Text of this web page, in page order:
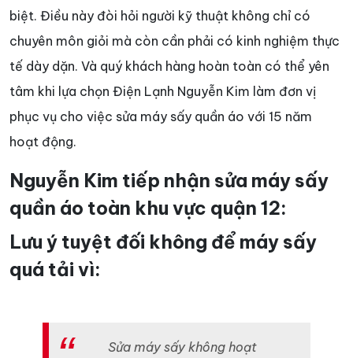
biệt. Điều này đòi hỏi người kỹ thuật không chỉ có
chuyên môn giỏi mà còn cần phải có kinh nghiệm thực
tế dày dặn. Và quý khách hàng hoàn toàn có thể yên
tâm khi lựa chọn Điện Lạnh Nguyễn Kim làm đơn vị
phục vụ cho việc sửa máy sấy quần áo với 15 năm
hoạt động.
Nguyễn Kim tiếp nhận sửa máy sấy
quần áo toàn khu vực quận 12:
Lưu ý tuyệt đối không để máy sấy
quá tải vì:
Sửa máy sấy không hoạt